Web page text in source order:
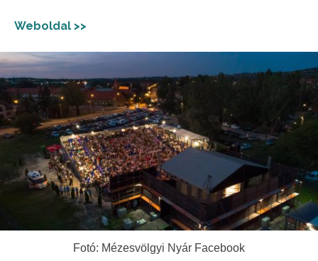
Weboldal >>
Fotó: Mézesvölgyi Nyár Facebook